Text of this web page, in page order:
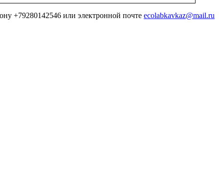
+79280142546 или электронной почте ecolabkavkaz@mail.ru